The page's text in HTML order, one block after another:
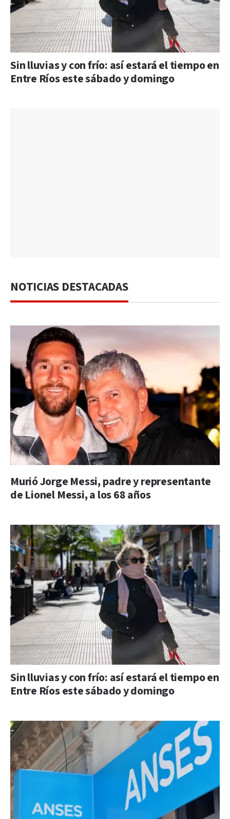
Sin lluvias y con frío: así estará el tiempo en
Entre Ríos este sábado y domingo
NOTICIAS DESTACADAS
Murió Jorge Messi, padre y representante
de Lionel Messi, a los 68 años
Sin lluvias y con frío: así estará el tiempo en
Entre Ríos este sábado y domingo